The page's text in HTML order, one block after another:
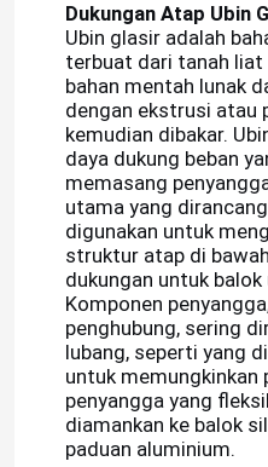
Dukungan Atap Ubin
Ubin glasir adalah
terbuat dari tanah liat
bahan mentah lunak
dengan ekstrusi atau
kemudian dibakar.
daya dukung beban
memasang
utama yang
digunakan untuk
struktur atap di
dukungan untuk
Komponen
penghubung, sering
lubang, seperti yang
untuk memungkinkan
penyangga yang
diamankan ke balok
paduan aluminium.